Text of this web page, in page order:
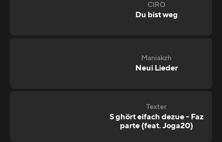
CIRO
Du bist weg
Maniakzh
Neui Lieder
Texter
S ghört eifach dezue - Faz
parte (feat. Joga20)